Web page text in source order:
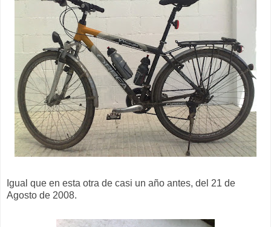
Igual que en esta otra de casi un año antes, del 21 de
Agosto de 2008.